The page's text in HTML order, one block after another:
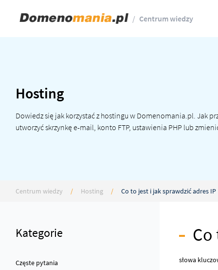
/ Centrum wiedzy
Hosting
Dowiedz się jak korzystać z hostingu w Domenomania.pl. Jak
utworzyć skrzynkę e-mail, konto FTP, ustawienia PHP lub
Centrum wiedzy / Hosting / Co to jest i jak sprawdzić adres
Kategorie
Częste pytania
słowa